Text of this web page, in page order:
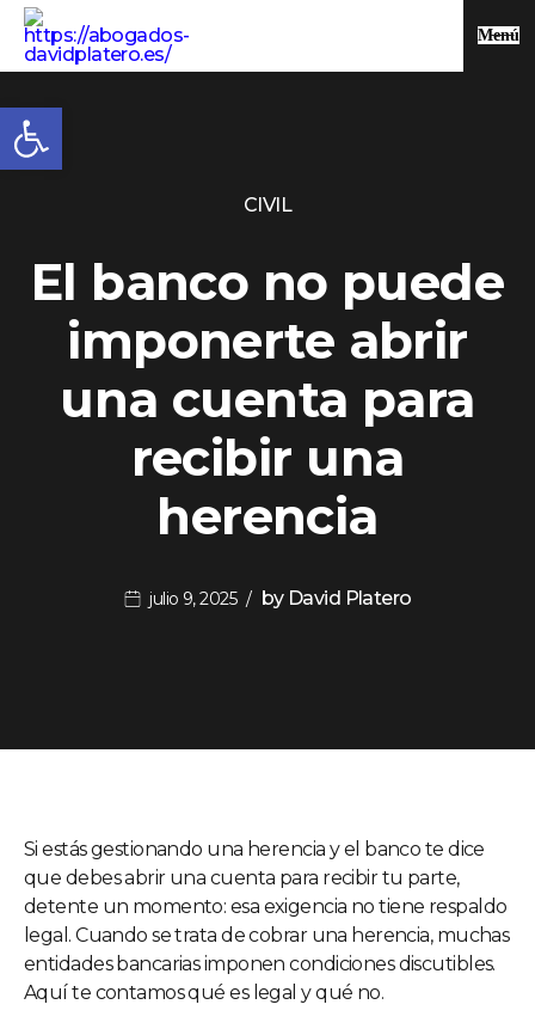
Menú
CIVIL
El banco no puede
imponerte abrir
una cuenta para
recibir una
herencia
julio 9, 2025 by David Platero
Si estás gestionando una herencia y el banco te dice
que debes abrir una cuenta para recibir tu parte,
detente un momento: esa exigencia no tiene respaldo
legal. Cuando se trata de cobrar una herencia, muchas
entidades bancarias imponen condiciones discutibles.
Aquí te contamos qué es legal y qué no.
Abrir barra de herramientas